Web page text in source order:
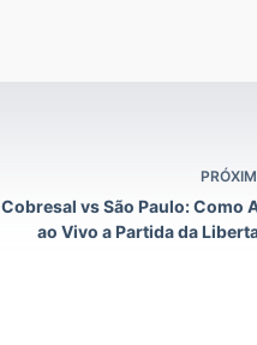
Cobresal vs São Paulo: Como
ao Vivo a Partida da